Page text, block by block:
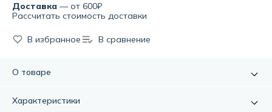
Доставка — от 600₽
Рассчитать стоимость доставки
В избранное В сравнение
О товаре
дрель различной оснастки, предназначенной для
Характеристики